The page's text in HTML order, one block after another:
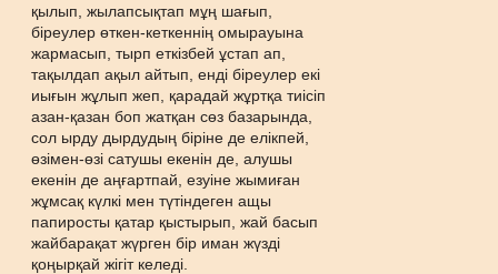
қылып, жылапсықтап мұң шағып,
біреулер өткен-кеткеннің омырауына
жармасып, тырп еткізбей ұстап ап,
тақылдап ақыл айтып, енді біреулер екі
иығын жұлып жеп, қарадай жұртқа тиісіп
азан-қазан боп жатқан сөз базарында,
сол ырду дырдудың біріне де елікпей,
өзімен-өзі сатушы екенін де, алушы
екенін де аңғартпай, езуіне жымиған
жұмсақ күлкі мен түтіндеген ащы
папиросты қатар қыстырып, жай басып
жайбарақат жүрген бір иман жүзді
қоңырқай жігіт келеді.